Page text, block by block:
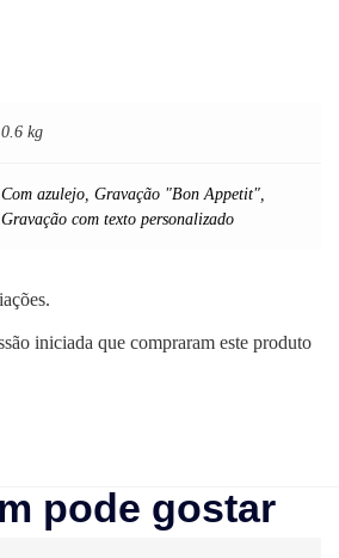
0.6 kg
Com azulejo Gravação "Bon Appetit"
Gravação com texto personalizado
iniciada que compraram este produto
pode gostar